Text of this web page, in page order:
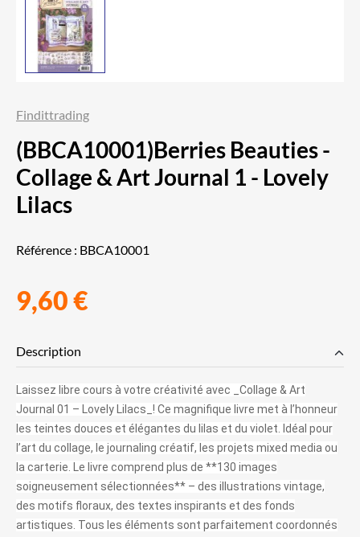
Findittrading
(BBCA10001)Berries Beauties -
Collage & Art Journal 1 - Lovely
Lilacs
Référence : BBCA10001
9,60 €
Description
Laissez libre cours à votre créativité avec _Collage & Art
Journal 01 – Lovely Lilacs_! Ce magnifique livre met à l’honneur
les teintes douces et élégantes du lilas et du violet. Idéal pour
l’art du collage, le journaling créatif, les projets mixed media ou
la carterie. Le livre comprend plus de **130 images
soigneusement sélectionnées** – des illustrations vintage,
des motifs floraux, des textes inspirants et des fonds
artistiques. Tous les éléments sont parfaitement coordonnés